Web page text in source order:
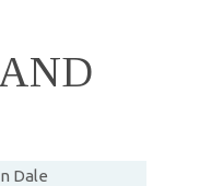
Dale